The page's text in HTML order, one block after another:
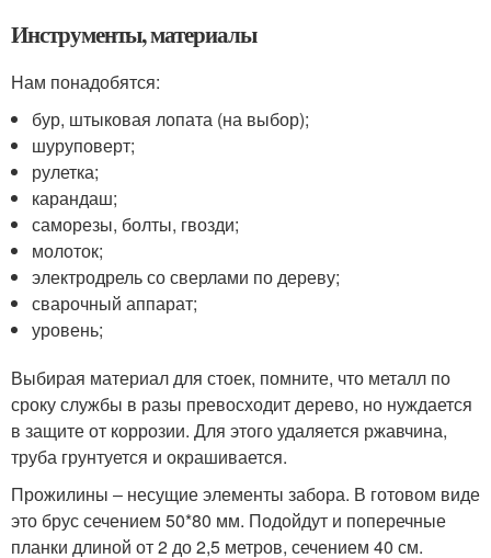
Инструменты, материалы
Нам понадобятся:
бур, штыковая лопата (на выбор);
шуруповерт;
рулетка;
карандаш;
саморезы, болты, гвозди;
молоток;
электродрель со сверлами по дереву;
сварочный аппарат;
уровень;
Выбирая материал для стоек, помните, что металл по
сроку службы в разы превосходит дерево, но нуждается
в защите от коррозии. Для этого удаляется ржавчина,
труба грунтуется и окрашивается.
Прожилины ‒ несущие элементы забора. В готовом виде
это брус сечением 50*80 мм. Подойдут и поперечные
планки длиной от 2 до 2,5 метров, сечением 40 см.